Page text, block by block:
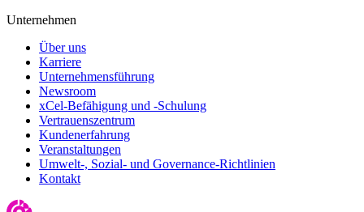
Unternehmen
Über uns
Karriere
Unternehmensführung
Newsroom
xCel-Befähigung und -Schulung
Vertrauenszentrum
Kundenerfahrung
Veranstaltungen
Umwelt-, Sozial- und Governance-Richtlinien
Kontakt